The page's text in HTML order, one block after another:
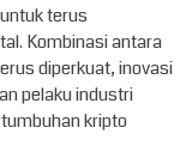
terus
Kombinasi antara
diperkuat, inovasi
pelaku industri
kripto